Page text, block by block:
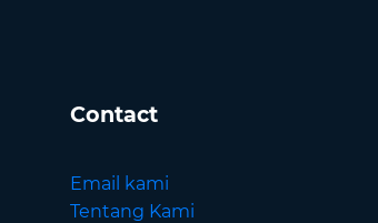
Contact
Email kami
Tentang Kami